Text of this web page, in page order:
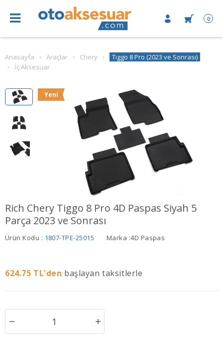
0
Anasayfa Araçlar Chery
Tiggo 8 Pro (2023 ve Sonrası)
İç Aksesuar
Yeni
Rich Chery Tiggo 8 Pro 4D Paspas Siyah 5
Parça 2023 ve Sonrası
Ürün Kodu : 1807-TPE-25015 Marka :4D Paspas
624.75 TL'den başlayan taksitlerle